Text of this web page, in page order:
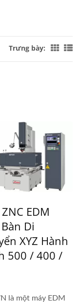
Trưng bày:
EDM
Di
XYZ Hành
500 / 400 /
là một máy EDM